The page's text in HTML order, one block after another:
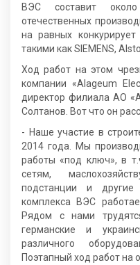
ВЭС составит
отечественных
на равных
такими как SIЕMENS,
Ход работ на этом
компании «Аlageum
директор филиала АО
Солтанов. Вот что он
- Наше участие в
2014 года. Мы
работы «под ключ», в
сетям,
подстанции и другие
комплекса ВЭС
Рядом с нами
германские и
различного
Поэтапный ход работ на